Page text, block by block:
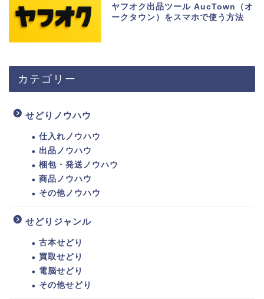
ヤフオク出品ツール AucTown（オ
ークタウン）をスマホで使う方法
カテゴリー
せどりノウハウ
仕入れノウハウ
出品ノウハウ
梱包・発送ノウハウ
商品ノウハウ
その他ノウハウ
せどりジャンル
古本せどり
買取せどり
電脳せどり
その他せどり